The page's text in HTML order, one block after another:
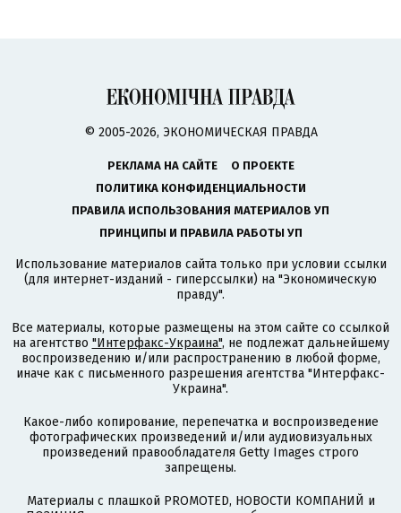
© 2005-2026, ЭКОНОМИЧЕСКАЯ ПРАВДА
РЕКЛАМА НА САЙТЕ
О ПРОЕКТЕ
ПОЛИТИКА КОНФИДЕНЦИАЛЬНОСТИ
ПРАВИЛА ИСПОЛЬЗОВАНИЯ МАТЕРИАЛОВ УП
ПРИНЦИПЫ И ПРАВИЛА РАБОТЫ УП
Использование материалов сайта только при условии ссылки
(для интернет-изданий - гиперссылки) на "Экономическую
правду".
Все материалы, которые размещены на этом сайте со ссылкой
на агентство "Интерфакс-Украина", не подлежат дальнейшему
воспроизведению и/или распространению в любой форме,
иначе как с письменного разрешения агентства "Интерфакс-
Украина".
Какое-либо копирование, перепечатка и воспроизведение
фотографических произведений и/или аудиовизуальных
произведений правообладателя Getty Images строго
запрещены.
Материалы с плашкой PROMOTED, НОВОСТИ КОМПАНИЙ и